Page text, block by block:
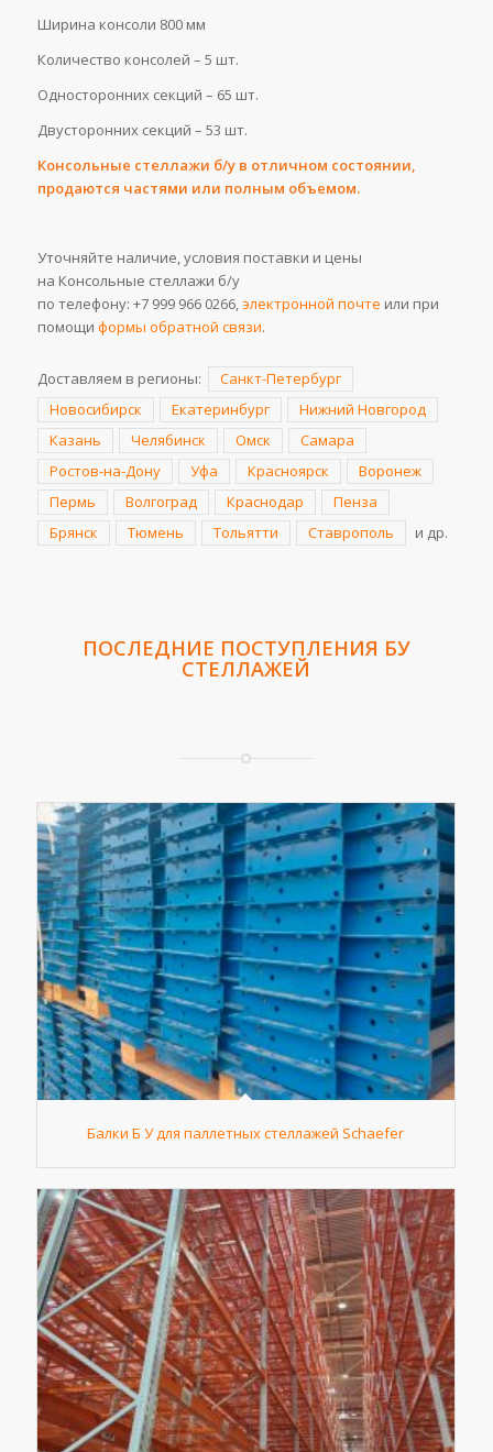
Ширина консоли 800 мм
Количество консолей – 5 шт.
Односторонних секций – 65 шт.
Двусторонних секций – 53 шт.
Консольные стеллажи б/у в отличном состоянии,
продаются частями или полным объемом.
Уточняйте наличие, условия поставки и цены
на Консольные стеллажи б/у
по телефону: +7 999 966 0266, электронной почте или при
помощи формы обратной связи.
Доставляем в регионы:
Санкт-Петербург
Новосибирск
Екатеринбург
Нижний Новгород
Казань
Челябинск Омск
Самара
Ростов-на-Дону
Уфа Красноярск
Воронеж
Пермь
Волгоград Краснодар
Пенза
Брянск
Тюмень Тольятти Ставрополь и др.
ПОСЛЕДНИЕ ПОСТУПЛЕНИЯ БУ
СТЕЛЛАЖЕЙ
Балки Б У для паллетных стеллажей Schaefer